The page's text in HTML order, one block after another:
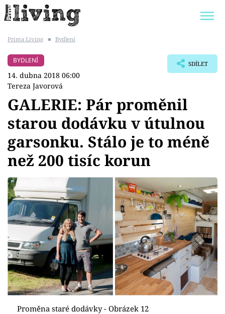
BYDLENÍ SLAVNÝCH
Témata
Bydlení
Zahrada
Design
Sledujte prima+
Přihlášení
Sledujte nás
Prima Living ■ Bydlení
BYDLENÍ
14. dubna 2018 06:00
Tereza Javorová
SDÍLET
GALERIE: Pár proměnil
starou dodávku v útulnou
garsonku. Stálo je to méně
než 200 tisíc korun
Proměna staré dodávky - Obrázek 12